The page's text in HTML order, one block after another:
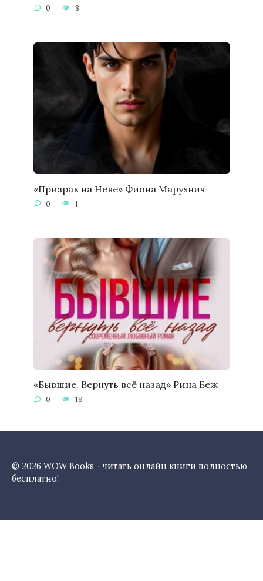
0 8
«Призрак на Неве» Фиона Марухнич
0 1
«Бывшие. Вернуть всё назад» Рина Беж
0 19
© 2026 WOW Books - читать онлайн книги полностью
бесплатно!